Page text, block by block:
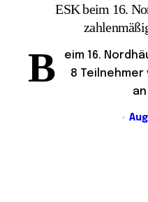
ESK beim 16.
B
eim 16.
8 Teilnehmer